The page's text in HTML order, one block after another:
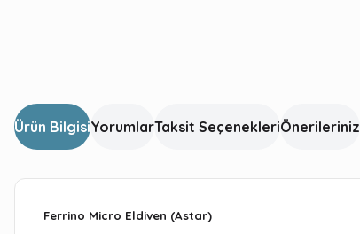
Ürün BilgisiYorumlarTaksit SeçenekleriÖnerileriniz
Ferrino Micro Eldiven (Astar)